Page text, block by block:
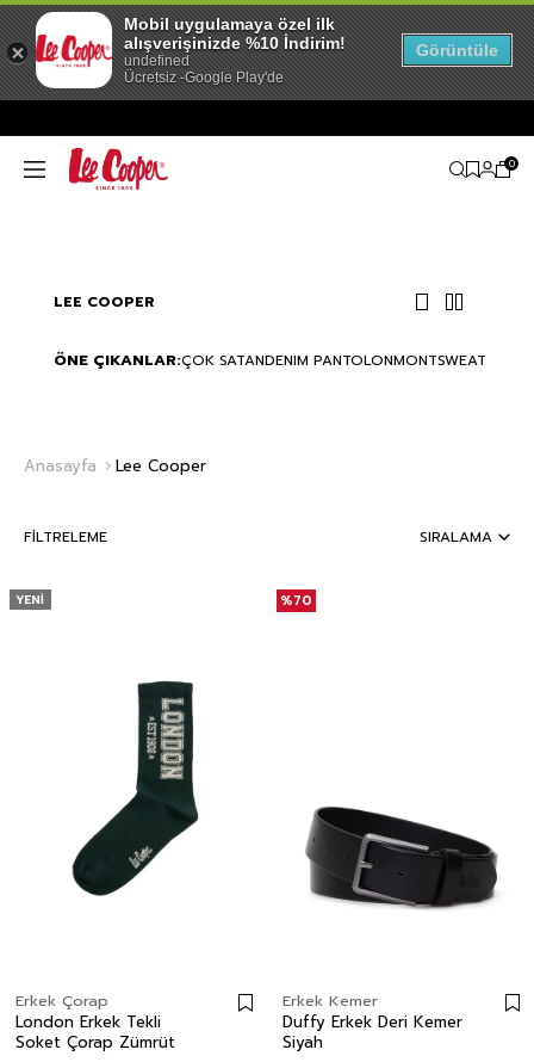
0
LEE COOPER
ÖNE ÇIKANLAR:ÇOK SATANDENIM PANTOLONMONTSWEATSHIRT
Anasayfa Lee Cooper
FILTRELEME SIRALAMA
Erkek Çorap
London Erkek Tekli
Soket Çorap Zümrüt
YENI
Erkek Kemer
Duffy Erkek Deri Kemer
Siyah
%70
Mobil uygulamaya özel ilk
alışverişinizde %10 İndirim!
undefined
Ücretsiz -Google Play'de
Görüntüle